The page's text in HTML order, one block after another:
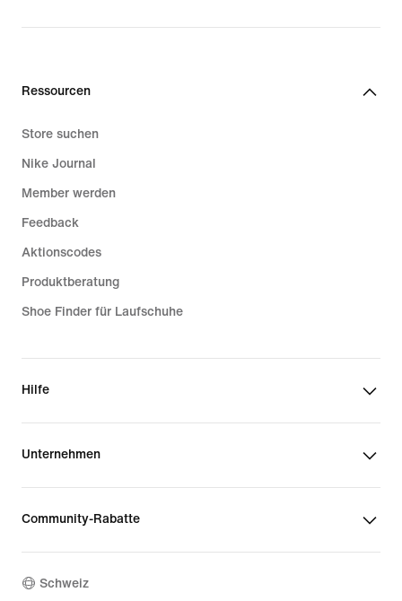
Ressourcen
Store suchen
Nike Journal
Member werden
Feedback
Aktionscodes
Produktberatung
Shoe Finder für Laufschuhe
Hilfe
Unternehmen
Community-Rabatte
Schweiz